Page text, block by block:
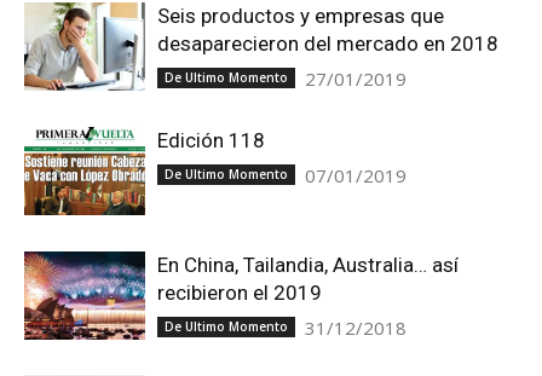
Seis productos y empresas que
desaparecieron del mercado en 2018
De Ultimo Momento 27/01/2019
Edición 118
De Ultimo Momento 07/01/2019
En China, Tailandia, Australia… así
recibieron el 2019
De Ultimo Momento 31/12/2018